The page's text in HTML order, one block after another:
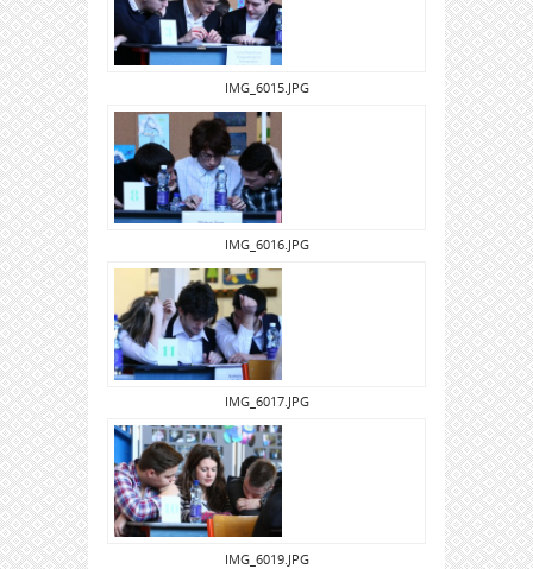
IMG_6015.JPG
IMG_6016.JPG
IMG_6017.JPG
IMG_6019.JPG